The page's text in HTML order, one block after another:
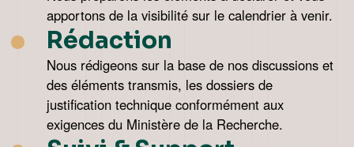
apportons de la visibilité sur le calendrier à venir.
Rédaction
Nous rédigeons sur la base de nos discussions et
des éléments transmis, les dossiers de
justification technique conformément aux
exigences du Ministère de la Recherche.